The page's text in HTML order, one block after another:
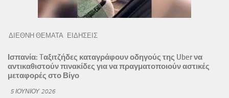
ΔΙΕΘΝΗ ΘΕΜΑΤΑ ΕΙΔΗΣΕΙΣ
Ισπανία: Tαξιτζήδες καταγράφουν οδηγούς της Uber να
αντικαθιστούν πινακίδες για να πραγματοποιούν αστικές
μεταφορές στο Βίγο
5 ΙΟΥΝΊΟΥ 2026